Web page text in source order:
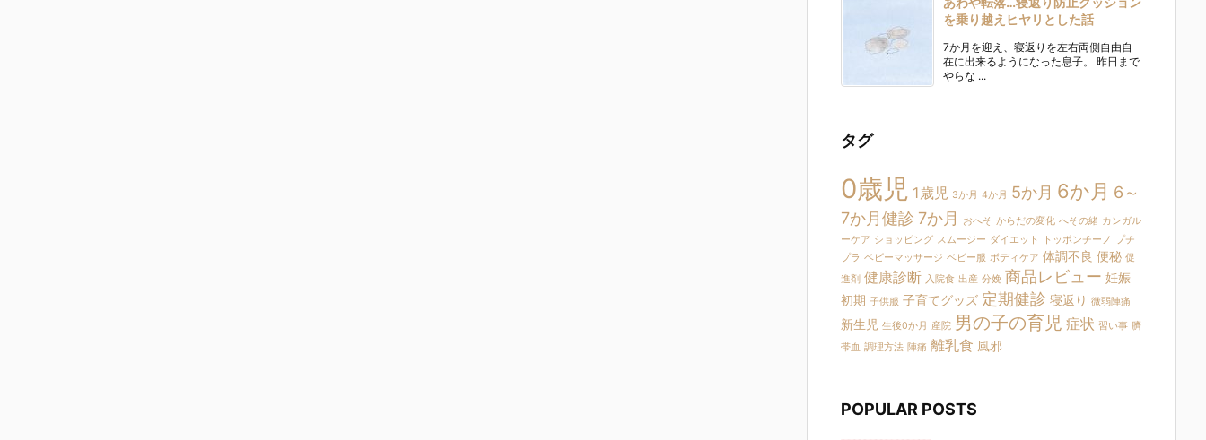
を乗り越えヒヤリとした話
7か月を迎え、寝返りを左右両側自由自
在に出来るようになった息子。 昨日まで
やらな ...
タグ
0歳児 1歳児 3か月 4か月 5か月 6か月 6～
7か月健診 7か月 おへそ からだの変化 へその緒 カンガル
ーケア ショッピング スムージー ダイエット トッポンチーノ プチ
プラ ベビーマッサージ ベビー服 ボディケア 体調不良 便秘 促
進剤 健康診断 入院食 出産 分娩 商品レビュー 妊娠
初期 子供服 子育てグッズ 定期健診 寝返り 微弱陣痛
新生児 生後0か月 産院 男の子の育児 症状 習い事 臍
帯血 調理方法 陣痛 離乳食 風邪
POPULAR POSTS